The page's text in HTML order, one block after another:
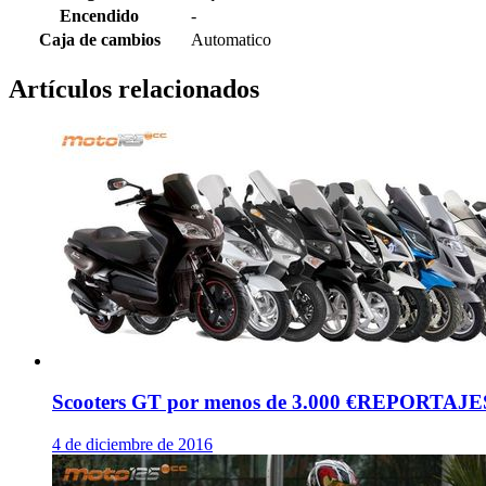
Encendido
-
Caja de cambios
Automatico
Artículos relacionados
Scooters GT por menos de 3.000 €
4 de diciembre de 2016